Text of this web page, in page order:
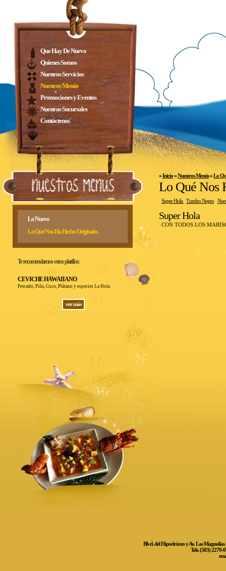
Que Hay De Nuevo
Quienes Somos
Nuestros Servicios
Nuestros Menús
Promociones y Eventos
Nuestras Sucursales
Contáctenos
Lo Nuevo
Lo Qué Nos Ha Hecho Originales
Te recomendamos estos platillos:
CEVICHE HAWAIIANO
Pescado, Piña, Coco, Plátano y especies La Hola
ver más
»Inicio»Nuestros Menús»Lo
Lo Qué Nos
Super Hola Tumbo Negro
Super Hola
CON TODOS LOS
Blvd. del Hipodrómo y Av. Las Magnolias
Tels. (503) 2279-